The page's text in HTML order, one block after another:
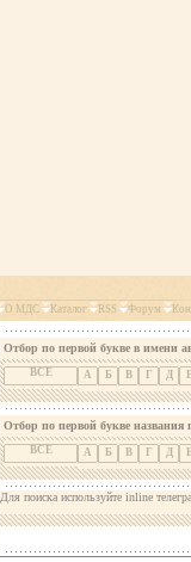
О МДС Каталог RSS Форум
Отбор по первой букве в имени
ВСЕ А Б В Г Д
Отбор по первой букве названия
ВСЕ А Б В Г Д
Для поиска используйте inline